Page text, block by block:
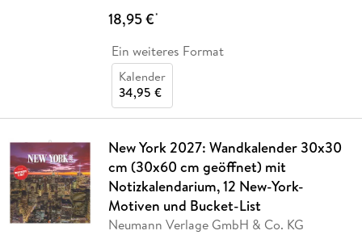
18,95 €*
Ein weiteres Format
Kalender
34,95 €
New York 2027: Wandkalender 30x30
cm (30x60 cm geöffnet) mit
Notizkalendarium, 12 New-York-
Motiven und Bucket-List
Neumann Verlage GmbH & Co. KG